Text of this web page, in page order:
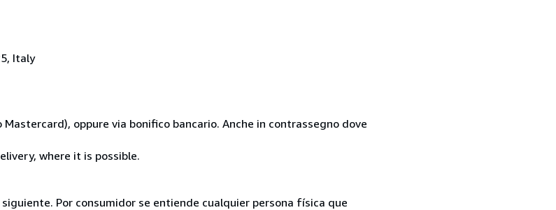
Italy
oppure via bonifico bancario. Anche in contrassegno dove
where it is possible.
Por consumidor se entiende cualquier persona física que